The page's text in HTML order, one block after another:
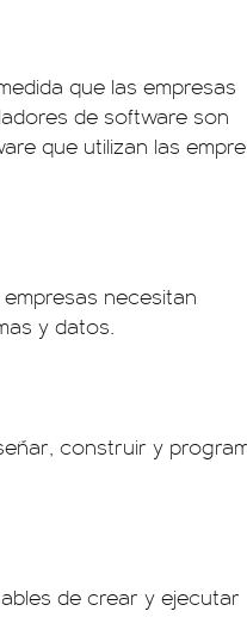
que las empresas
de software son
que utilizan las
necesitan
y datos.
construir y
de crear y ejecutar